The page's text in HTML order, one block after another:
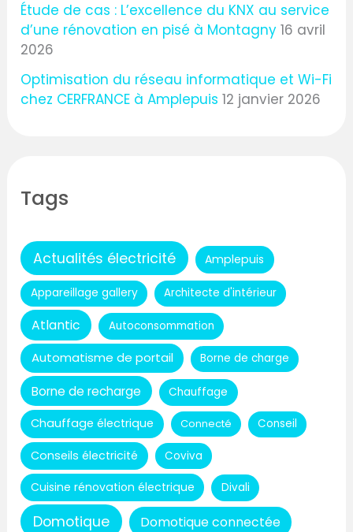
Étude de cas : L’excellence du KNX au service
d’une rénovation en pisé à Montagny 16 avril
2026
Optimisation du réseau informatique et Wi-Fi
chez CERFRANCE à Amplepuis 12 janvier 2026
Tags
Actualités électricité Amplepuis
Appareillage gallery Architecte d'intérieur
Atlantic Autoconsommation
Automatisme de portail Borne de charge
Borne de recharge Chauffage
Chauffage électrique Connecté Conseil
Conseils électricité Coviva
Cuisine rénovation électrique Divali
Domotique Domotique connectée